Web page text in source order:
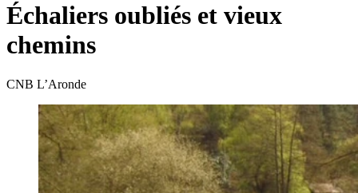
Échaliers oubliés et vieux
chemins
CNB L’Aronde